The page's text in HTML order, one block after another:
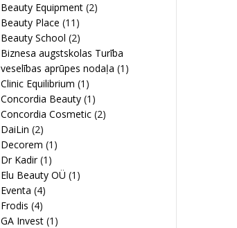
Beauty Equipment (2)
Beauty Place (11)
Beauty School (2)
Biznesa augstskolas Turība
veselības aprūpes nodaļa (1)
Clinic Equilibrium (1)
Concordia Beauty (1)
Concordia Cosmetic (2)
DaiLin (2)
Decorem (1)
Dr Kadir (1)
Elu Beauty OÜ (1)
Eventa (4)
Frodis (4)
GA Invest (1)